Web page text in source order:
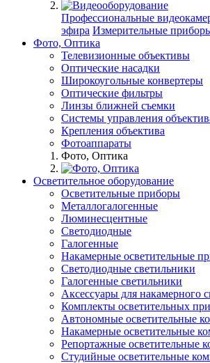
Профессиональные
эфира Измерительные
Фото, Оптика
Телевизионные объективы
Оптические насадки
Широкоугольные конвертеры
Оптические фильтры
Линзы ближней съемки
Системы управления
Крепления объектива
Фотоаппараты
Фото, Оптика
Осветительное оборудование
Осветительные приборы
Металлогалогенные
Люминесцентные
Светодиодные
Галогенные
Накамерные осветительные
Светодиодные светильники
Галогенные светильники
Аксессуары для накамерного
Комплекты осветительных
Автономные осветительные
Накамерные осветительные
Репортажные осветительные
Студийные осветительные